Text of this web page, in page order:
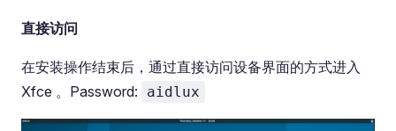
直接访问
在安装操作结束后，通过直接访问设备界面的方式进入
Xfce 。Password:
aidlux